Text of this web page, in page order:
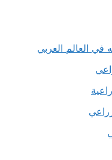
في العالم العربي